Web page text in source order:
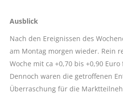
Ausblick
Nach den Ereignissen des
am Montag morgen wieder. Rein
Woche mit ca +0,70 bis +0,90
Dennoch waren die getroffenen
Überraschung für die